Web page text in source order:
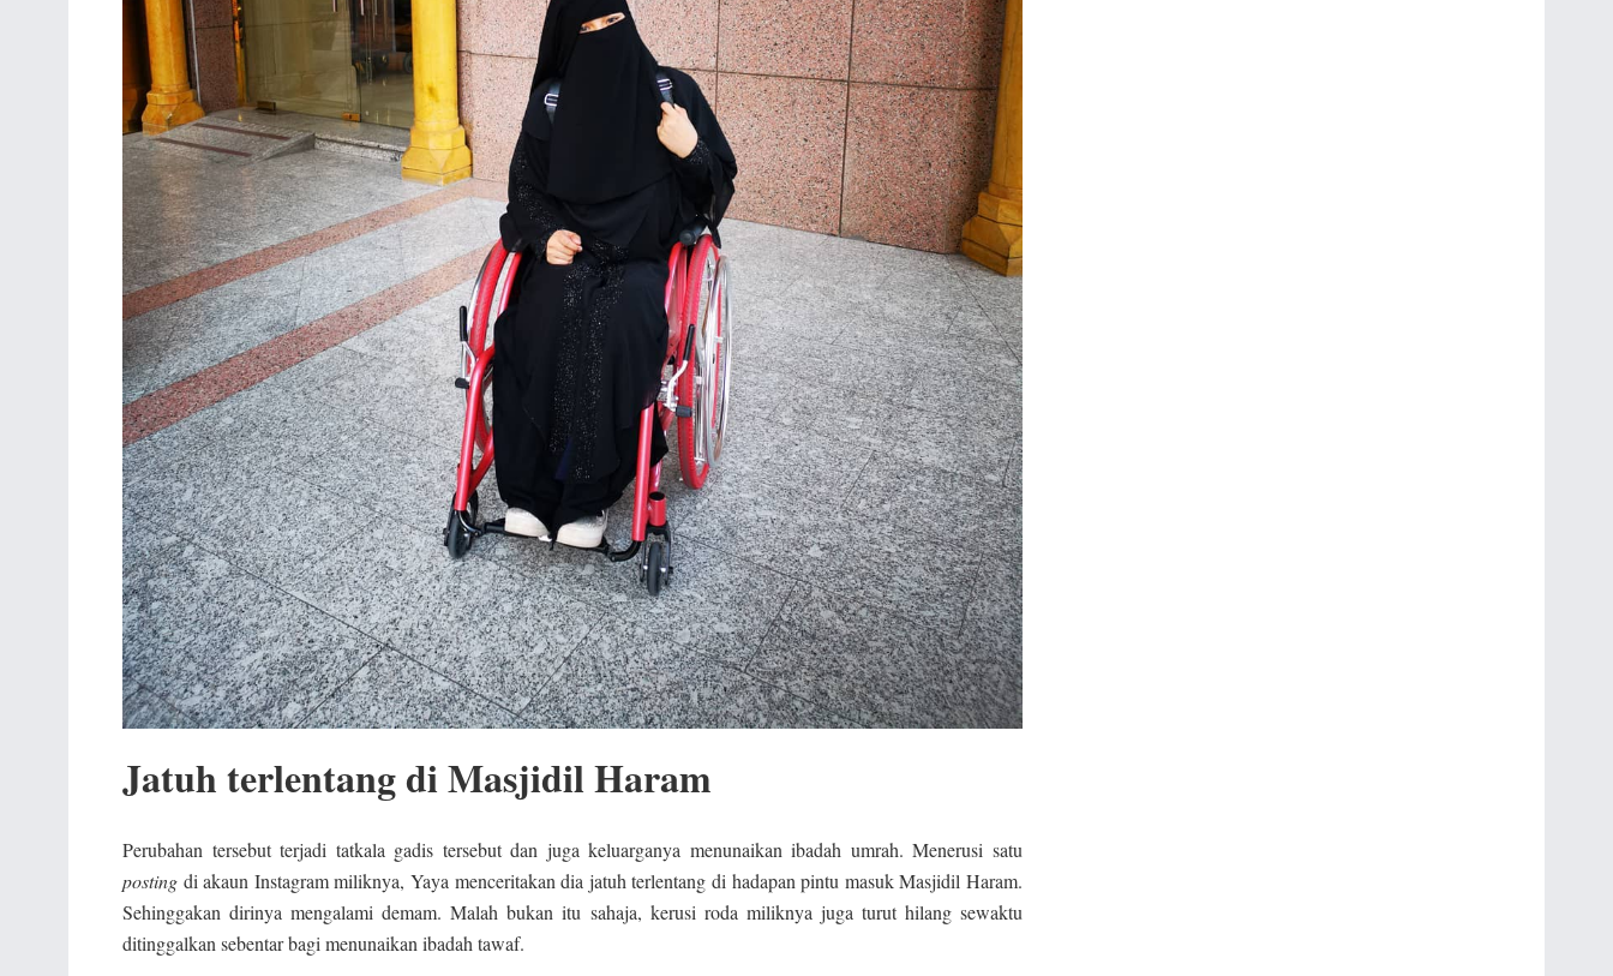
Jatuh terlentang di Masjidil Haram
Perubahan tersebut terjadi tatkala gadis tersebut dan juga keluarganya menunaikan ibadah umrah. Menerusi satu
posting di akaun Instagram miliknya, Yaya menceritakan dia jatuh terlentang di hadapan pintu masuk Masjidil Haram.
Sehinggakan dirinya mengalami demam. Malah bukan itu sahaja, kerusi roda miliknya juga turut hilang sewaktu
ditinggalkan sebentar bagi menunaikan ibadah tawaf.